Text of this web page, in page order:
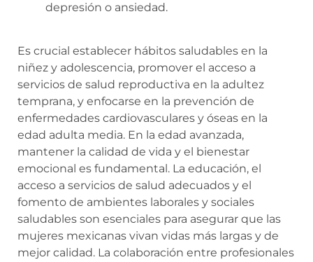
depresión o ansiedad.
Es crucial establecer hábitos saludables en la
niñez y adolescencia, promover el acceso a
servicios de salud reproductiva en la adultez
temprana, y enfocarse en la prevención de
enfermedades cardiovasculares y óseas en la
edad adulta media. En la edad avanzada,
mantener la calidad de vida y el bienestar
emocional es fundamental. La educación, el
acceso a servicios de salud adecuados y el
fomento de ambientes laborales y sociales
saludables son esenciales para asegurar que las
mujeres mexicanas vivan vidas más largas y de
mejor calidad. La colaboración entre profesionales